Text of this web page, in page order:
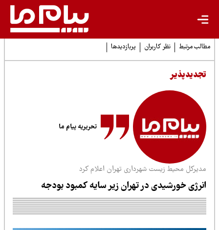
مرتبط نظر کاربران پربازدیدها
تحریریه پیام ما
محیط زیست شهرداری تهران اعلام کرد
خورشیدی در تهران زیر سایه کمبود بودجه